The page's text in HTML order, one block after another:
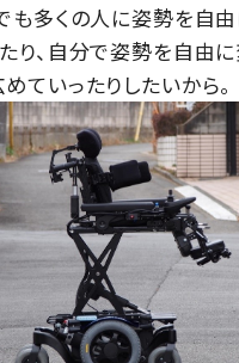
も多くの人に姿勢を自
り、自分で姿勢を自由
ていったりしたいから。